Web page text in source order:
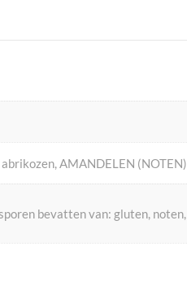
AMANDELEN
bevatten van: gluten, noten,